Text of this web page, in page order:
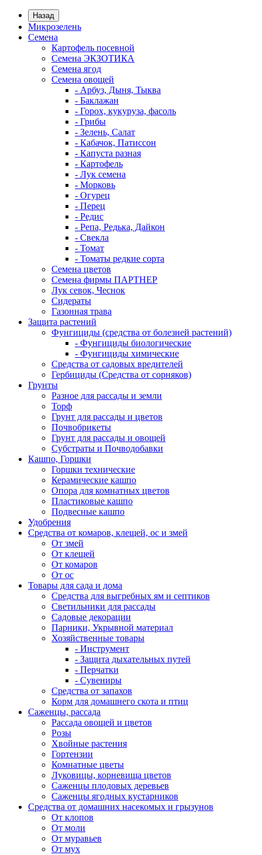
Назад
Микрозелень
Семена
Картофель посевной
Семена ЭКЗОТИКА
Семена ягод
Семена овощей
- Арбуз, Дыня, Тыква
- Баклажан
- Горох, кукуруза, фасоль
- Грибы
- Зелень, Салат
- Кабачок, Патиссон
- Капуста разная
- Картофель
- Лук семена
- Морковь
- Огурец
- Перец
- Редис
- Репа, Редька, Дайкон
- Свекла
- Томат
- Томаты редкие сорта
Семена цветов
Семена фирмы ПАРТНЕР
Лук севок, Чеснок
Сидераты
Газонная трава
Защита растений
Фунгициды (средства от болезней растений)
- Фунгициды биологические
- Фунгициды химические
Средства от садовых вредителей
Гербициды (Средства от сорняков)
Грунты
Разное для рассады и земли
Торф
Грунт для рассады и цветов
Почвобрикеты
Грунт для рассады и овощей
Субстраты и Почводобавки
Кашпо, Горшки
Горшки технические
Керамические кашпо
Опора для комнатных цветов
Пластиковые кашпо
Подвесные кашпо
Удобрения
Средства от комаров, клещей, ос и змей
От змей
От клещей
От комаров
От ос
Товары для сада и дома
Средства для выгребных ям и септиков
Светильники для рассады
Садовые декорации
Парники, Укрывной материал
Хозяйственные товары
- Инструмент
- Защита дыхательных путей
- Перчатки
- Сувениры
Средства от запахов
Корм для домашнего скота и птиц
Саженцы, рассада
Рассада овощей и цветов
Розы
Хвойные растения
Гортензии
Комнатные цветы
Луковицы, корневища цветов
Саженцы плодовых деревьев
Саженцы ягодных кустарников
Средства от домашних насекомых и грызунов
От клопов
От моли
От муравьев
От мух